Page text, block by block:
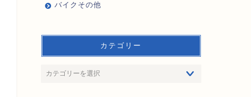
バイクその他
カテゴリー